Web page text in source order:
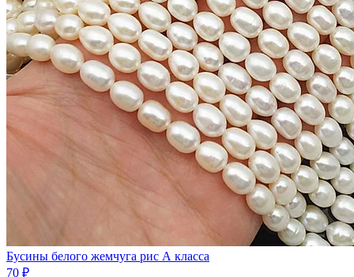
Бусины белого жемчyгa рис А класса
70 ₽